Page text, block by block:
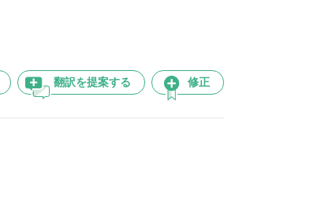
翻訳を提案する 修正